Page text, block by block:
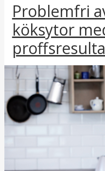
u
b
l
i
c
e
r
a
Problemfri
köksytor